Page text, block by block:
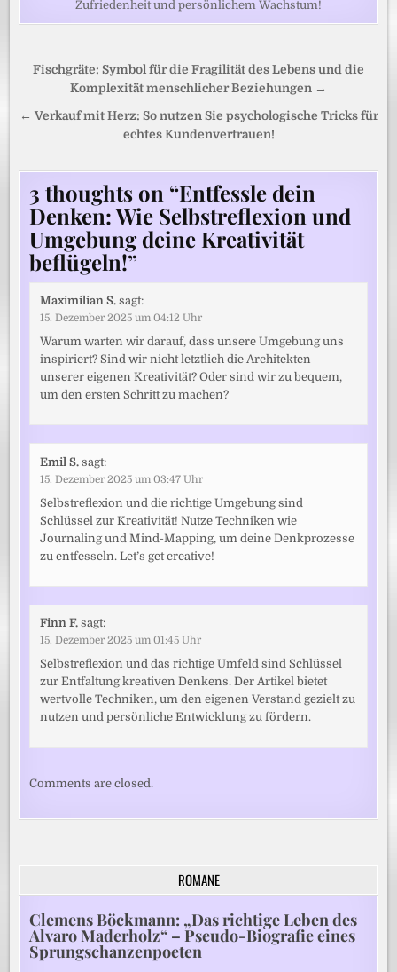
Zufriedenheit und persönlichem Wachstum!
Beitragsnavigation
Fischgräte: Symbol für die Fragilität des Lebens und die
Komplexität menschlicher Beziehungen →
← Verkauf mit Herz: So nutzen Sie psychologische Tricks für
echtes Kundenvertrauen!
3 thoughts on “Entfessle dein
Denken: Wie Selbstreflexion und
Umgebung deine Kreativität
beflügeln!”
Maximilian S. sagt:
15. Dezember 2025 um 04:12 Uhr
Warum warten wir darauf, dass unsere Umgebung uns
inspiriert? Sind wir nicht letztlich die Architekten
unserer eigenen Kreativität? Oder sind wir zu bequem,
um den ersten Schritt zu machen?
Emil S. sagt:
15. Dezember 2025 um 03:47 Uhr
Selbstreflexion und die richtige Umgebung sind
Schlüssel zur Kreativität! Nutze Techniken wie
Journaling und Mind-Mapping, um deine Denkprozesse
zu entfesseln. Let’s get creative!
Finn F. sagt:
15. Dezember 2025 um 01:45 Uhr
Selbstreflexion und das richtige Umfeld sind Schlüssel
zur Entfaltung kreativen Denkens. Der Artikel bietet
wertvolle Techniken, um den eigenen Verstand gezielt zu
nutzen und persönliche Entwicklung zu fördern.
Comments are closed.
ROMANE
Clemens Böckmann: „Das richtige Leben des
Alvaro Maderholz“ – Pseudo-Biografie eines
Sprungschanzenpoeten